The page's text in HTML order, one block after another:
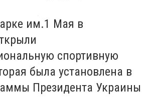
им.1 Мая в
спортивную
была установлена в
Президента Украины